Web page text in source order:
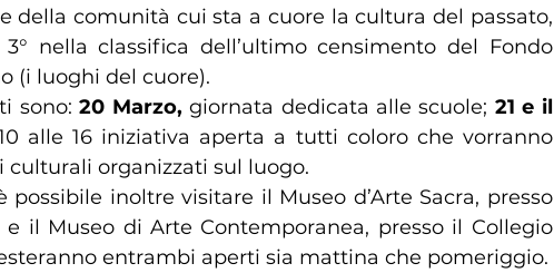
della comunità cui sta a cuore la cultura del passato,
nella classifica dell’ultimo censimento del Fondo
(i luoghi del cuore).
sono:20 Marzo, giornata dedicata alle scuole; 21 e il
alle 16 iniziativa aperta a tutti coloro che vorranno
culturali organizzati sul luogo.
possibile inoltre visitare il Museo d’Arte Sacra, presso
e il Museo di Arte Contemporanea, presso il Collegio
entrambi aperti sia mattina che pomeriggio.